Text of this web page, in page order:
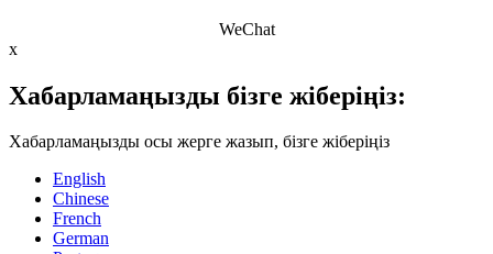
WeChat
x
Хабарламаңызды бізге жіберіңіз:
Хабарламаңызды осы жерге жазып, бізге жіберіңіз
English
Chinese
French
German